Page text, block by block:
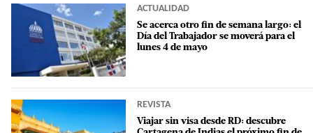
ACTUALIDAD
Se acerca otro fin de semana largo: el
Día del Trabajador se moverá para el
lunes 4 de mayo
REVISTA
Viajar sin visa desde RD: descubre